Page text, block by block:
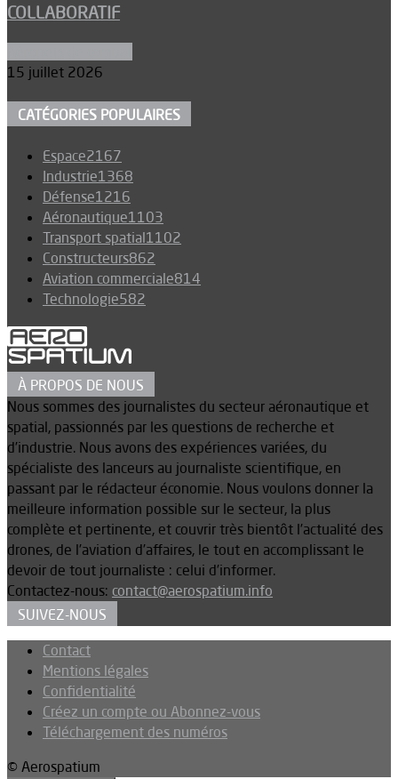
COLLABORATIF
15 juillet 2026
CATÉGORIES POPULAIRES
Espace2167
Industrie1368
Défense1216
Aéronautique1103
Transport spatial1102
Constructeurs862
Aviation commerciale814
Technologie582
À PROPOS DE NOUS
Nous sommes des journalistes du secteur aéronautique et
spatial, passionnés par les questions de recherche et
d’industrie. Nous avons des expériences variées, du
spécialiste des lanceurs au journaliste scientifique, en
passant par le rédacteur économie. Nous voulons donner la
meilleure information possible sur le secteur, la plus
complète et pertinente, et couvrir très bientôt l’actualité des
drones, de l’aviation d’affaires, le tout en accomplissant le
devoir de tout journaliste : celui d’informer.
Contactez-nous: contact@aerospatium.info
SUIVEZ-NOUS
Contact
Mentions légales
Confidentialité
Créez un compte ou Abonnez-vous
Téléchargement des numéros
© Aerospatium